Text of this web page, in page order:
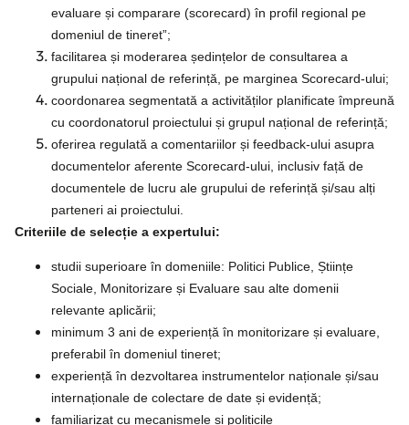
evaluare și comparare (scorecard) în profil regional pe
domeniul de tineret”;
facilitarea și moderarea ședințelor de consultarea a
grupului național de referință, pe marginea Scorecard-ului;
coordonarea segmentată a activităților planificate împreună
cu coordonatorul proiectului și grupul național de referință;
oferirea regulată a comentariilor și feedback-ului asupra
documentelor aferente Scorecard-ului, inclusiv față de
documentele de lucru ale grupului de referință și/sau alți
parteneri ai proiectului.
Criteriile de selecție a expertului:
studii superioare în domeniile: Politici Publice, Științe
Sociale, Monitorizare și Evaluare sau alte domenii
relevante aplicării;
minimum 3 ani de experiență în monitorizare și evaluare,
preferabil în domeniul tineret;
experiență în dezvoltarea instrumentelor naționale și/sau
internaționale de colectare de date și evidență;
familiarizat cu mecanismele și politicile